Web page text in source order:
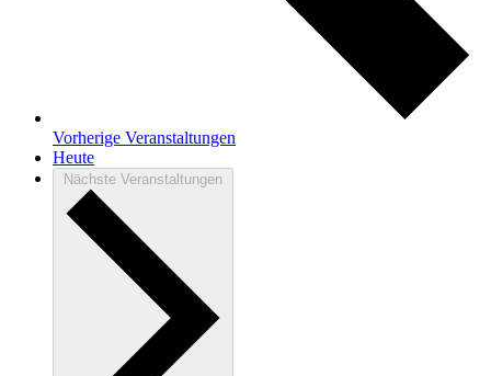
Vorherige Veranstaltungen
Heute
Nächste Veranstaltungen